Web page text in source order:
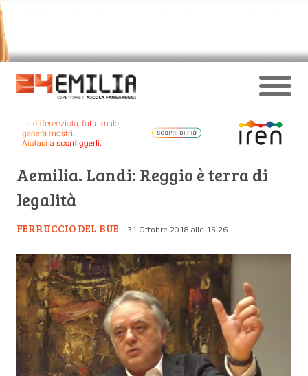
Aemilia. Landi: Reggio è terra di
legalità
FERRUCCIO DEL BUE il 31 Ottobre 2018 alle 15:26